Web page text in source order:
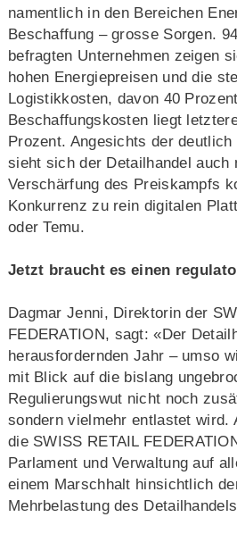
namentlich in den Bereichen
Beschaffung – grosse Sorgen.
befragten Unternehmen zeigen
hohen Energiepreisen und die
Logistikkosten, davon 40
Beschaffungskosten liegt
Prozent. Angesichts der
sieht sich der Detailhandel auch
Verschärfung des Preiskampfs
Konkurrenz zu rein digitalen
oder Temu.
Jetzt braucht es einen
Dagmar Jenni, Direktorin der
FEDERATION, sagt: «Der
herausfordernden Jahr – umso
mit Blick auf die bislang
Regulierungswut nicht noch
sondern vielmehr entlastet wird.
die SWISS RETAIL
Parlament und Verwaltung auf
einem Marschhalt hinsichtlich
Mehrbelastung des